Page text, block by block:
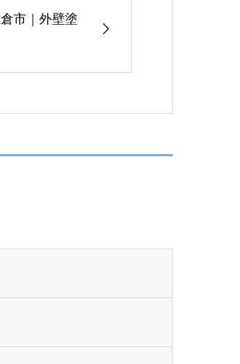
市｜外壁塗